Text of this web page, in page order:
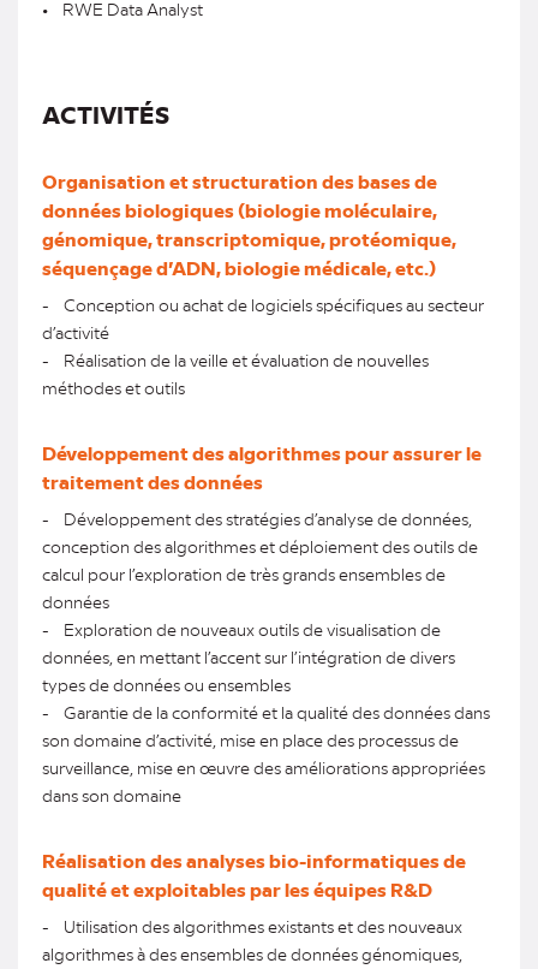
• RWE Data Analyst
ACTIVITÉS
Organisation et structuration des bases de
données biologiques (biologie moléculaire,
génomique, transcriptomique, protéomique,
séquençage d’ADN, biologie médicale, etc.)
- Conception ou achat de logiciels spécifiques au secteur
d’activité
- Réalisation de la veille et évaluation de nouvelles
méthodes et outils
Développement des algorithmes pour assurer le
traitement des données
- Développement des stratégies d’analyse de données,
conception des algorithmes et déploiement des outils de
calcul pour l’exploration de très grands ensembles de
données
- Exploration de nouveaux outils de visualisation de
données, en mettant l’accent sur l’intégration de divers
types de données ou ensembles
- Garantie de la conformité et la qualité des données dans
son domaine d’activité, mise en place des processus de
surveillance, mise en œuvre des améliorations appropriées
dans son domaine
Réalisation des analyses bio-informatiques de
qualité et exploitables par les équipes R&D
- Utilisation des algorithmes existants et des nouveaux
algorithmes à des ensembles de données génomiques,